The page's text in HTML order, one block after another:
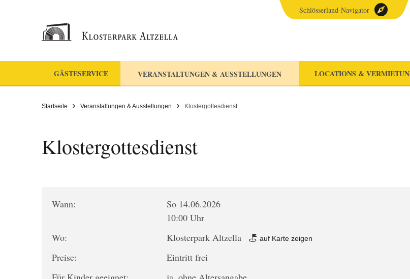
GÄSTESERVICE VERANSTALTUNGEN & AUSSTELLUNGEN LOCATIONS &
Schlösserland-Navigator
Startseite Veranstaltungen & Ausstellungen Klostergottesdienst
Klostergottesdienst
Wann:
So 14.06.2026
10:00 Uhr
Wo:
Klosterpark Altzella auf Karte zeigen
Preise:
Eintritt frei